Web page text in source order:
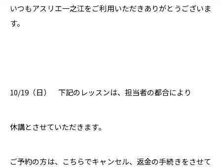
いつもアスリエ一之江をご利用いただきありがとうございま
す。
10/19（日） 下記のレッスンは、担当者の都合により
休講とさせていただきます。
ご予約の方は、こちらでキャンセル、返金の手続きをさせて